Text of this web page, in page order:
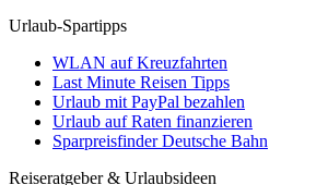
Urlaub-Spartipps
WLAN auf Kreuzfahrten
Last Minute Reisen Tipps
Urlaub mit PayPal bezahlen
Urlaub auf Raten finanzieren
Sparpreisfinder Deutsche Bahn
Reiseratgeber & Urlaubsideen